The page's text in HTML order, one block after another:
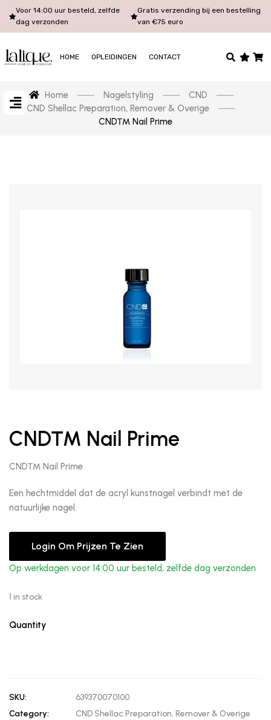
Voor 14:00 uur besteld, zelfde
dag verzonden
Gratis verzending bij een bestelling
van €75 euro
HOME OPLEIDINGEN CONTACT
Home Nagelstyling
CND
CND Shellac Preparation, Remover & Overige
CND™ Nail Prime
CND™ Nail Prime
CND™ Nail Prime
Een hechtmiddel dat de acryl kunstnagel verbindt met de
natuurlijke nagel.
Login Om Prijzen Te Zien
Op werkdagen voor 14:00 uur besteld, zelfde dag verzonden
1 in stock
Quantity
SKU:
639370070100
Category:
CND Shellac Preparation, Remover & Overige